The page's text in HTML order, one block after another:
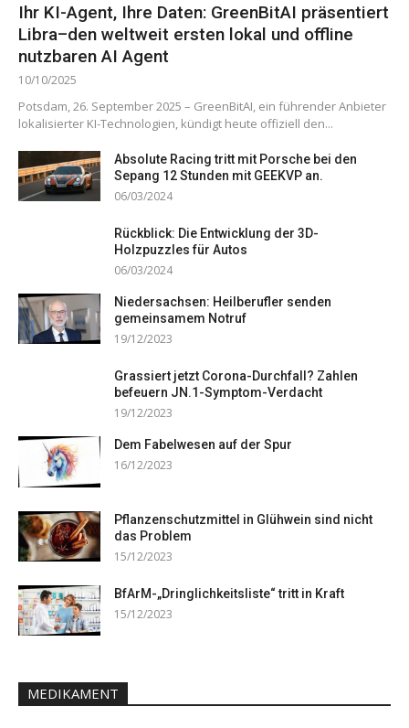
Ihr KI-Agent, Ihre Daten: GreenBitAI präsentiert
Libra–den weltweit ersten lokal und offline
nutzbaren AI Agent
10/10/2025
Potsdam, 26. September 2025 – GreenBitAI, ein führender Anbieter
lokalisierter KI-Technologien, kündigt heute offiziell den...
Absolute Racing tritt mit Porsche bei den
Sepang 12 Stunden mit GEEKVP an.
06/03/2024
Rückblick: Die Entwicklung der 3D-
Holzpuzzles für Autos
06/03/2024
Niedersachsen: Heilberufler senden
gemeinsamem Notruf
19/12/2023
Grassiert jetzt Corona-Durchfall? Zahlen
befeuern JN.1-Symptom-Verdacht
19/12/2023
Dem Fabelwesen auf der Spur
16/12/2023
Pflanzenschutzmittel in Glühwein sind nicht
das Problem
15/12/2023
BfArM-„Dringlichkeitsliste“ tritt in Kraft
15/12/2023
MEDIKAMENT